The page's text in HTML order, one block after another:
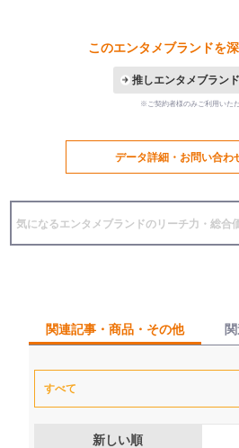
このエンタメブランドを
推しエンタメブラン
※ご契約者様のみご利用いた
データ詳細・お問い合わ
関連記事・商品・その他
新しい順